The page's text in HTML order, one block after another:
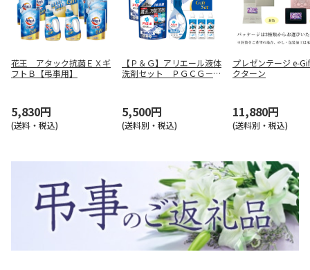
花王 アタック抗菌ＥＸギ
フトＢ【弔事用】
5,830円
(送料・税込)
【Ｐ＆Ｇ】アリエール液体
洗剤セット ＰＧＣＧ－５
5,500円
(送料別・税込)
プレゼンテージ e-
クターン
11,880円
(送料別・税込)